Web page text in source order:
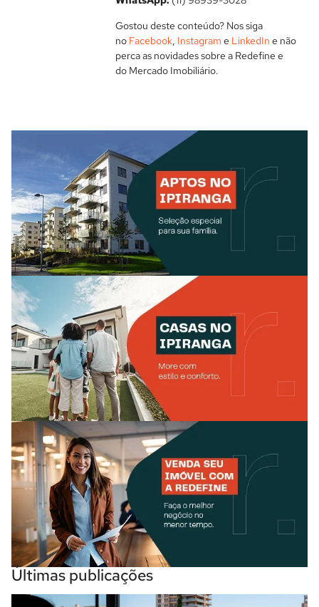
Gostou deste conteúdo? Nos siga
no Facebook Instagram e LinkedIn e não
perca as novidades sobre a Redefine e
do Mercado Imobiliário.
Últimas publicações